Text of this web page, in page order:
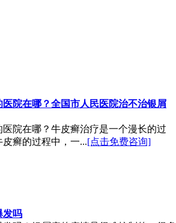
院在哪？全国市人民医院治不治银屑
院在哪？牛皮癣治疗是一个漫长的过
癣的过程中，一...[点击免费咨询]
发吗